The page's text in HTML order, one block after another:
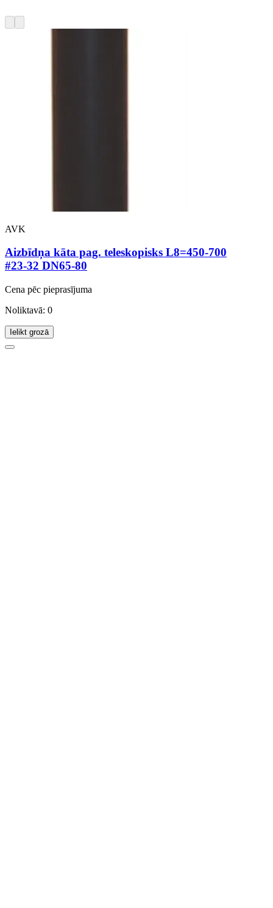
AVK
Aizbīdņa kāta pag. teleskopisks L8=450-700
#23-32 DN65-80
Cena pēc pieprasījuma
Noliktavā: 0
Ielikt grozā